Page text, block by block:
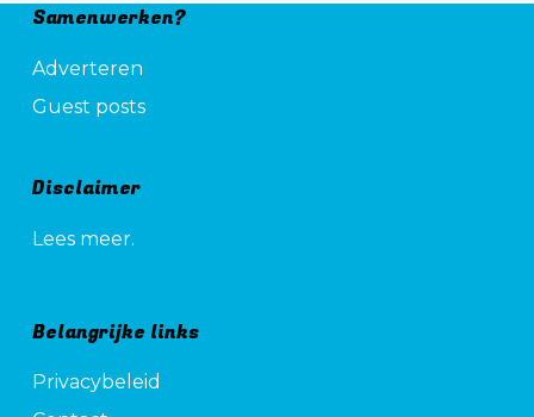
Samenwerken?
Adverteren
Guest posts
Disclaimer
Lees meer.
Belangrijke links
Privacybeleid